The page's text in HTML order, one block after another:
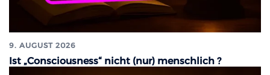
9. AUGUST 2026
Ist „Consciousness“ nicht (nur) menschlich ?